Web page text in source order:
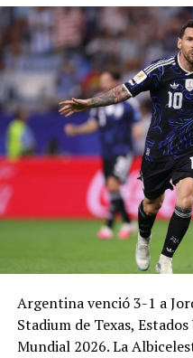
Argentina venció 3-1 a
Stadium de Texas,
Mundial 2026. La